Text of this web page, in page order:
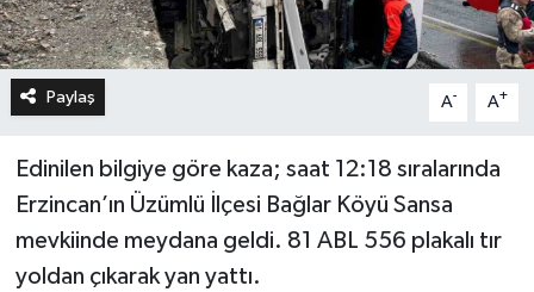
Paylaş A- A+
Edinilen bilgiye göre kaza; saat 12:18 sıralarında
Erzincan’ın Üzümlü İlçesi Bağlar Köyü Sansa
mevkiinde meydana geldi. 81 ABL 556 plakalı tır
yoldan çıkarak yan yattı.